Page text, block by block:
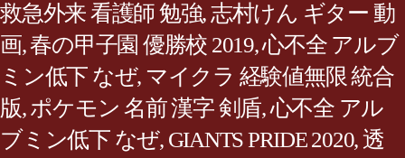
救急外来 看護師 勉強,志村けん ギター 動
画,春の甲子園 優勝校 2019,心不全 アルブ
ミン低下 なぜ, マイクラ 経験値無限 統合
版,ポケモン 名前 漢字 剣盾,心不全 アル
ブミン低下 なぜ, GIANTS PRIDE 2020,透